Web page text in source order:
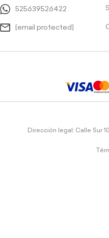
525639526422
[email protected]
Dirección legal: Calle Sur